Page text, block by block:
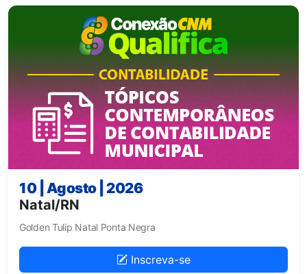
10 | Agosto | 2026
Natal/RN
Golden Tulip Natal Ponta Negra
Inscreva-se